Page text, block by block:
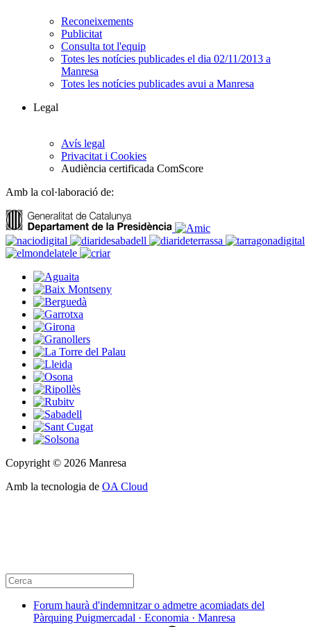
Reconeixements
Publicitat
Consulta tot l'equip
Totes les notícies publicades el dia 02/11/2013 a
Manresa
Totes les notícies publicades avui a Manresa
Legal
Avís legal
Privacitat i Cookies
Audiència certificada ComScore
Amb la col·laboració de:
Copyright © 2026 Manresa
Amb la tecnologia de OA Cloud
Forum haurà d'indemnitzar o admetre acomiadats del
Pàrquing Puigmercadal · Economia · Manresa